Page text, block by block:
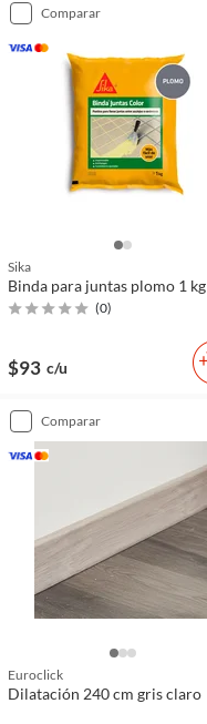
comparar
Sika
Binda para juntas plomo 1 kg
(0)
$93 c/u
comparar
Euroclick
Dilatación 240 cm gris claro